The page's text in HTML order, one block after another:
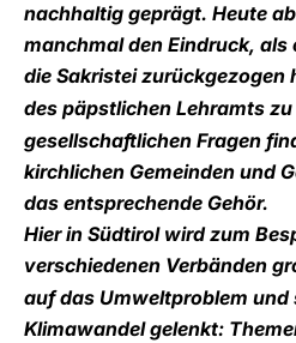
nachhaltig geprägt. Heute
manchmal den Eindruck, als
die Sakristei zurückgezogen
des päpstlichen Lehramts
gesellschaftlichen Fragen
kirchlichen Gemeinden und
das entsprechende Gehör.
Hier in Südtirol wird zum
verschiedenen Verbänden
auf das Umweltproblem und
Klimawandel gelenkt: